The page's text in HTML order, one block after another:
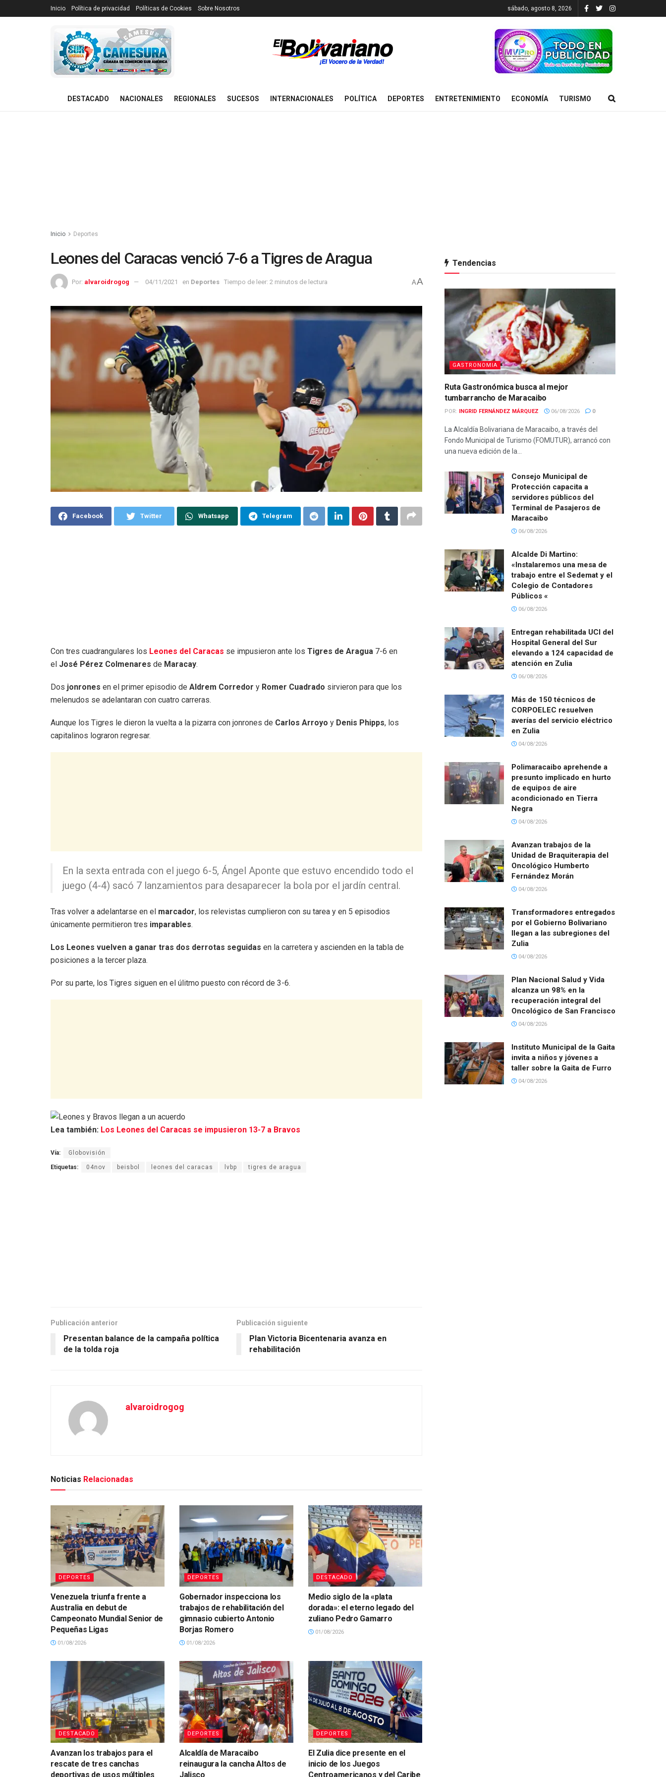
Inicio Política de privacidad Políticas de Cookies Sobre Nosotros sábado, agosto 8, 2026
DESTACADO NACIONALES REGIONALES SUCESOS INTERNACIONALES POLÍTICA DEPORTES ENTRETENIMIENTO ECONOMÍA TURISMO
Inicio Deportes
Leones del Caracas venció 7-6 a Tigres de Aragua
Por: alvaroidrogog 04/11/2021 en Deportes Tiempo de leer: 2 minutos de lectura AA
Facebook Twitter Whatsapp Telegram
Con tres cuadrangulares los Leones del Caracas se impusieron ante los Tigres de Aragua 7-6 en
el José Pérez Colmenares de Maracay.
Dos jonrones en el primer episodio de Aldrem Corredor y Romer Cuadrado sirvieron para que los
melenudos se adelantaran con cuatro carreras.
Aunque los Tigres le dieron la vuelta a la pizarra con jonrones de Carlos Arroyo y Denis Phipps, los
capitalinos lograron regresar.
En la sexta entrada con el juego 6-5, Ángel Aponte que estuvo encendido todo el
juego (4-4) sacó 7 lanzamientos para desaparecer la bola por el jardín central.
Tras volver a adelantarse en el marcador, los relevistas cumplieron con su tarea y en 5 episodios
únicamente permitieron tres imparables.
Los Leones vuelven a ganar tras dos derrotas seguidas en la carretera y ascienden en la tabla de
posiciones a la tercer plaza.
Por su parte, los Tigres siguen en el úlitmo puesto con récord de 3-6.
Lea también: Los Leones del Caracas se impusieron 13-7 a Bravos
Vía: Globovisión
Etiquetas: 04nov beisbol leones del caracas lvbp tigres de aragua
Publicación anterior
Presentan balance de la campaña política
de la tolda roja
Publicación siguiente
Plan Victoria Bicentenaria avanza en
rehabilitación
alvaroidrogog
Noticias Relacionadas
DEPORTES
Venezuela triunfa frente a
Australia en debut de
Campeonato Mundial Senior de
Pequeñas Ligas
01/08/2026
DEPORTES
Gobernador inspecciona los
trabajos de rehabilitación del
gimnasio cubierto Antonio
Borjas Romero
01/08/2026
DESTACADO
Medio siglo de la «plata
dorada»: el eterno legado del
zuliano Pedro Gamarro
01/08/2026
DESTACADO
Avanzan los trabajos para el
rescate de tres canchas
deportivas de usos múltiples
DEPORTES
Alcaldía de Maracaibo
reinaugura la cancha Altos de
Jalisco
DEPORTES
El Zulia dice presente en el
inicio de los Juegos
Centroamericanos y del Caribe
Tendencias
GASTRONOMIA
Ruta Gastronómica busca al mejor
tumbarrancho de Maracaibo
POR: INGRID FERNÁNDEZ MÁRQUEZ 06/08/2026 0
La Alcaldía Bolivariana de Maracaibo, a través del
Fondo Municipal de Turismo (FOMUTUR), arrancó con
una nueva edición de la...
Consejo Municipal de
Protección capacita a
servidores públicos del
Terminal de Pasajeros de
Maracaibo
06/08/2026
Alcalde Di Martino:
«Instalaremos una mesa de
trabajo entre el Sedemat y el
Colegio de Contadores
Públicos «
06/08/2026
Entregan rehabilitada UCI del
Hospital General del Sur
elevando a 124 capacidad de
atención en Zulia
06/08/2026
Más de 150 técnicos de
CORPOELEC resuelven
averías del servicio eléctrico
en Zulia
04/08/2026
Polimaracaibo aprehende a
presunto implicado en hurto
de equipos de aire
acondicionado en Tierra
Negra
04/08/2026
Avanzan trabajos de la
Unidad de Braquiterapia del
Oncológico Humberto
Fernández Morán
04/08/2026
Transformadores entregados
por el Gobierno Bolivariano
llegan a las subregiones del
Zulia
04/08/2026
Plan Nacional Salud y Vida
alcanza un 98% en la
recuperación integral del
Oncológico de San Francisco
04/08/2026
Instituto Municipal de la Gaita
invita a niños y jóvenes a
taller sobre la Gaita de Furro
04/08/2026